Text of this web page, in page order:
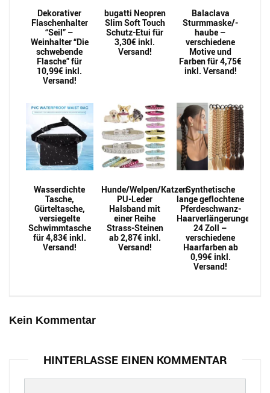
Dekorativer
Flaschenhalter
“Seil” –
Weinhalter “Die
schwebende
Flasche” für
10,99€ inkl.
Versand!
bugatti Neopren
Slim Soft Touch
Schutz-Etui für
3,30€ inkl.
Versand!
Balaclava
Sturmmaske/-
haube –
verschiedene
Motive und
Farben für 4,75€
inkl. Versand!
Wasserdichte
Tasche,
Gürteltasche,
versiegelte
Schwimmtasche
für 4,83€ inkl.
Versand!
Hunde/Welpen/Katzen
PU-Leder
Halsband mit
einer Reihe
Strass-Steinen
ab 2,87€ inkl.
Versand!
Synthetische
lange geflochtene
Pferdeschwanz-
Haarverlängerungen
24 Zoll –
verschiedene
Haarfarben ab
0,99€ inkl.
Versand!
Kein Kommentar
HINTERLASSE EINEN KOMMENTAR